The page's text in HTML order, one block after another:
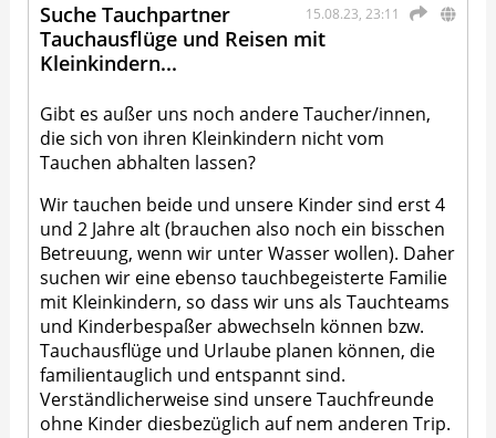
15.08.23, 23:11
Suche Tauchpartner
Tauchausflüge und Reisen mit
Kleinkindern...
Gibt es außer uns noch andere Taucher/innen,
die sich von ihren Kleinkindern nicht vom
Tauchen abhalten lassen?
Wir tauchen beide und unsere Kinder sind erst 4
und 2 Jahre alt (brauchen also noch ein bisschen
Betreuung, wenn wir unter Wasser wollen). Daher
suchen wir eine ebenso tauchbegeisterte Familie
mit Kleinkindern, so dass wir uns als Tauchteams
und Kinderbespaßer abwechseln können bzw.
Tauchausflüge und Urlaube planen können, die
familientauglich und entspannt sind.
Verständlicherweise sind unsere Tauchfreunde
ohne Kinder diesbezüglich auf nem anderen Trip.